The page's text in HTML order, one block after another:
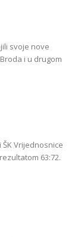
svoje nove
i u drugom
Vrijednosnice
63:72.